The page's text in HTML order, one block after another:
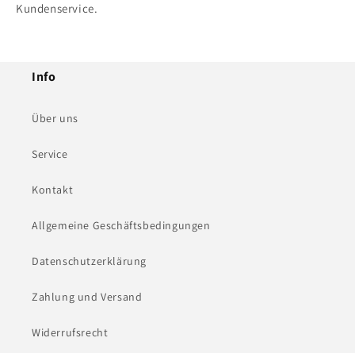
Kundenservice.
Info
Über uns
Service
Kontakt
Allgemeine Geschäftsbedingungen
Datenschutzerklärung
Zahlung und Versand
Widerrufsrecht